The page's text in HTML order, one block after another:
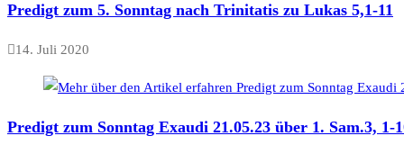
Predigt zum 5. Sonntag nach Trinitatis zu Lukas 5,1-11
14. Juli 2020
Predigt zum Sonntag Exaudi 21.05.23 über 1. Sam.3, 1-